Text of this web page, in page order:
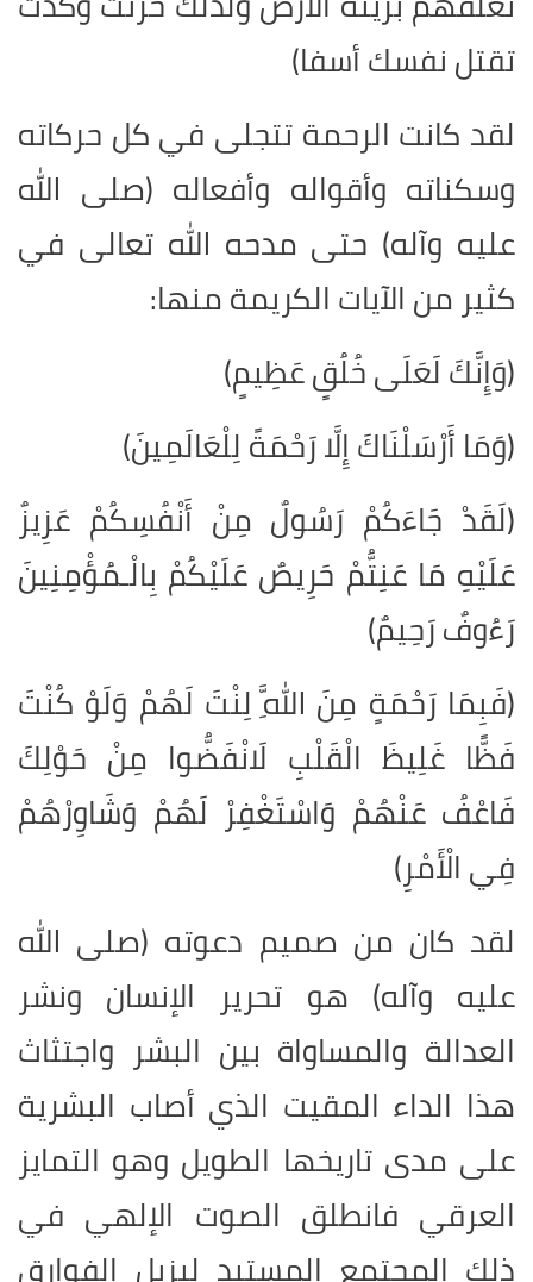
تقتل نفسك أسفا)
لقد كانت الرحمة تتجلى في كل حركاته
وسكناته وأقواله وأفعاله (صلى الله
عليه وآله) حتى مدحه الله تعالى في
كثير من الآيات الكريمة منها:
(وَإِنَّكَ لَعَلَى خُلُقٍ عَظِيمٍ)
(وَمَا أَرْسَلْنَاكَ إِلَّا رَحْمَةً لِلْعَالَمِينَ)
(لَقَدْ جَاءَكُمْ رَسُولٌ مِنْ أَنْفُسِكُمْ عَزِيزٌ
عَلَيْهِ مَا عَنِتُّمْ حَرِيصٌ عَلَيْكُمْ بِالْـمُؤْمِنِينَ
رَءُوفٌ رَحِيمٌ)
(فَبِمَا رَحْمَةٍ مِنَ اللَّهِ لِنْتَ لَهُمْ وَلَوْ كُنْتَ
فَظًّا غَلِيظَ الْقَلْبِ لَانْفَضُّوا مِنْ حَوْلِكَ
فَاعْفُ عَنْهُمْ وَاسْتَغْفِرْ لَهُمْ وَشَاوِرْهُمْ
فِي الْأَمْرِ)
لقد كان من صميم دعوته (صلى الله
عليه وآله) هو تحرير الإنسان ونشر
العدالة والمساواة بين البشر واجتثاث
هذا الداء المقيت الذي أصاب البشرية
على مدى تاريخها الطويل وهو التمايز
العرقي فانطلق الصوت الإلهي في
ذلك المجتمع المستبد ليزيل الفوارق